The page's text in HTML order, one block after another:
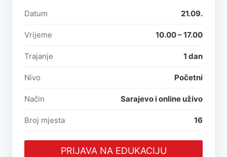
Datum 21.09.
Vrijeme 10.00 – 17.00
Trajanje 1 dan
Nivo Početni
Način Sarajevo i online uživo
Broj mjesta 16
PRIJAVA NA EDUKACIJU